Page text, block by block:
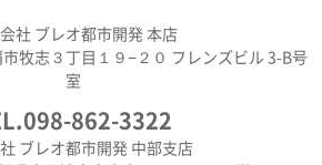
社 ブレオ都市開発 本店
牧志３丁目１９−２０ フレンズビル 3-B号
室
862-3322
ブレオ都市開発 中部支店